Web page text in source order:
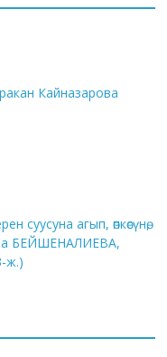
Кайназарова
суусуна агып, өпкөсүнө,
БЕЙШЕНАЛИЕВА,
ж.)